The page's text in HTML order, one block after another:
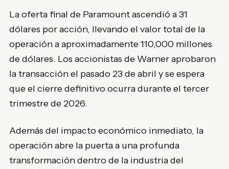
La oferta final de Paramount ascendió a 31
dólares por acción, llevando el valor total de la
operación a aproximadamente 110,000 millones
de dólares. Los accionistas de Warner aprobaron
la transacción el pasado 23 de abril y se espera
que el cierre definitivo ocurra durante el tercer
trimestre de 2026.
Además del impacto económico inmediato, la
operación abre la puerta a una profunda
transformación dentro de la industria del